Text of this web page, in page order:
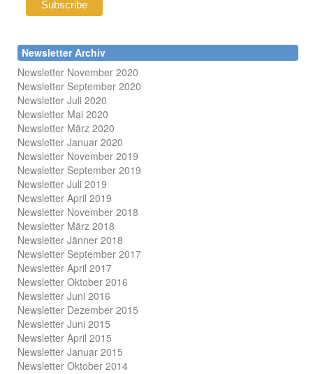
Newsletter Archiv
Newsletter November 2020
Newsletter September 2020
Newsletter Juli 2020
Newsletter Mai 2020
Newsletter März 2020
Newsletter Januar 2020
Newsletter November 2019
Newsletter September 2019
Newsletter Juli 2019
Newsletter April 2019
Newsletter November 2018
Newsletter März 2018
Newsletter Jänner 2018
Newsletter September 2017
Newsletter April 2017
Newsletter Oktober 2016
Newsletter Juni 2016
Newsletter Dezember 2015
Newsletter Juni 2015
Newsletter April 2015
Newsletter Januar 2015
Newsletter Oktober 2014